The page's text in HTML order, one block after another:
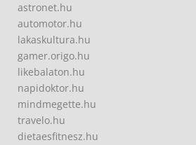
astronet.hu
automotor.hu
lakaskultura.hu
gamer.origo.hu
likebalaton.hu
napidoktor.hu
mindmegette.hu
travelo.hu
dietaesfitnesz.hu